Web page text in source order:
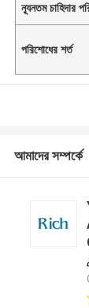
ন্যূনতম চাহিদার
পরিশোধের শর্ত
আমাদের সম্পর্কে